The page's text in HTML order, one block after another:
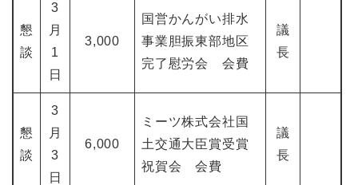
懇
談
3
月
1
日
3,000
国営かんがい排水
事業胆振東部地区
完了慰労会 会費
議
長
懇
談
3
月
3
日
6,000
ミーツ株式会社国
土交通大臣賞受賞
祝賀会 会費
議
長